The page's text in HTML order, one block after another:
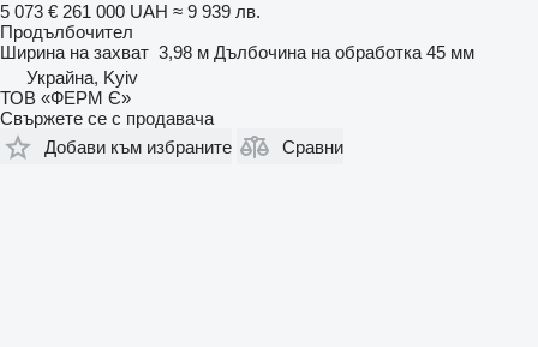
5 073 € 261 000 UAH ≈ 9 939 лв.
Продълбочител
Ширина на захват 3,98 м Дълбочина на обработка 45 мм
Украйна, Kyiv
ТОВ «ФЕРМ Є»
Свържете се с продавача
Добави към избраните
Сравни